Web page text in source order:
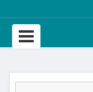
Toggle